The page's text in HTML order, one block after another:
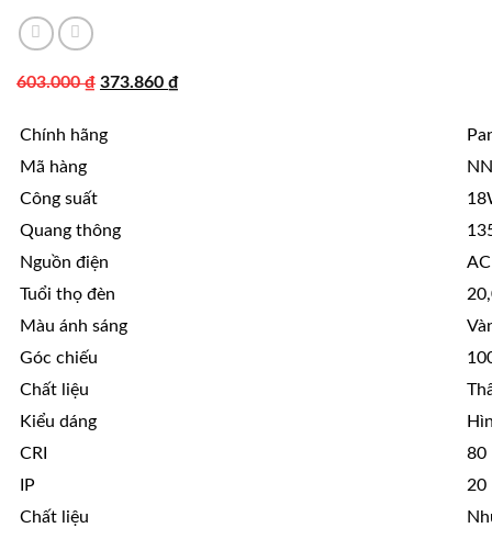
603.000₫ Giá
là:
373.860 ₫Giá
Chính hãng
Mã hàng
Công suất
Quang thông
Nguồn điện
Tuổi thọ đèn
Màu ánh sáng
Góc chiếu
Chất liệu
Kiểu dáng
CRI
80
IP
20
Chất liệu